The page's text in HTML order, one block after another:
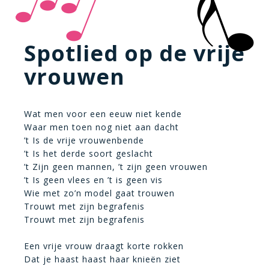
Spotlied op de vrije
vrouwen
Wat men voor een eeuw niet kende
Waar men toen nog niet aan dacht
’t Is de vrije vrouwenbende
’t Is het derde soort geslacht
’t Zijn geen mannen, ’t zijn geen vrouwen
’t Is geen vlees en ’t is geen vis
Wie met zo’n model gaat trouwen
Trouwt met zijn begrafenis
Trouwt met zijn begrafenis
Een vrije vrouw draagt korte rokken
Dat je haast haast haar knieën ziet